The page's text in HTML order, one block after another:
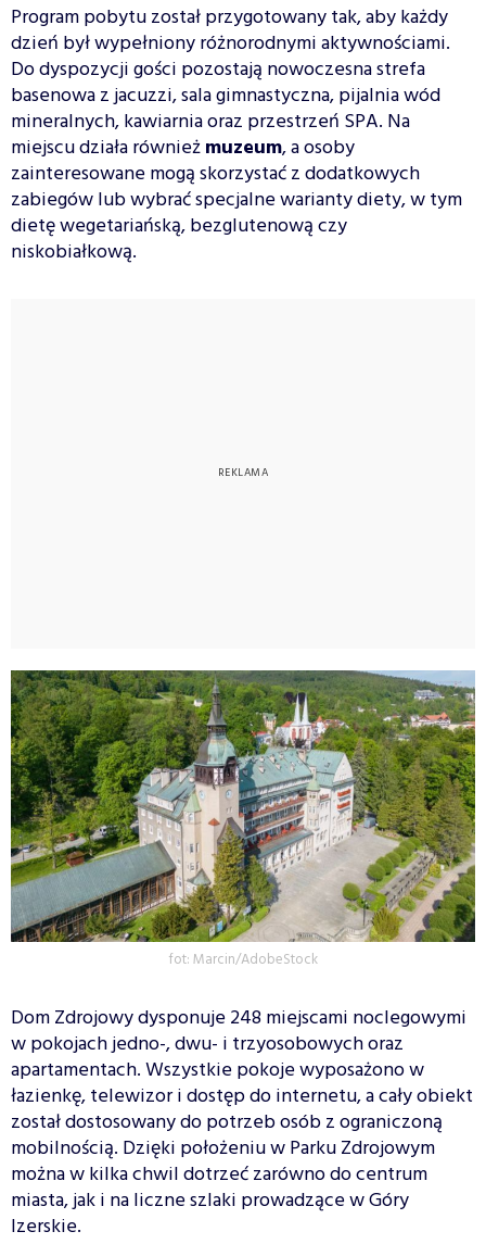
Program pobytu został przygotowany tak, aby każdy
dzień był wypełniony różnorodnymi aktywnościami.
Do dyspozycji gości pozostają nowoczesna strefa
basenowa z jacuzzi, sala gimnastyczna, pijalnia wód
mineralnych, kawiarnia oraz przestrzeń SPA. Na
miejscu działa równieżmuzeum, a osoby
zainteresowane mogą skorzystać z dodatkowych
zabiegów lub wybrać specjalne warianty diety, w tym
dietę wegetariańską, bezglutenową czy
niskobiałkową.
fot: Marcin/AdobeStock
Dom Zdrojowy dysponuje 248 miejscami noclegowymi
w pokojach jedno-, dwu- i trzyosobowych oraz
apartamentach. Wszystkie pokoje wyposażono w
łazienkę, telewizor i dostęp do internetu, a cały obiekt
został dostosowany do potrzeb osób z ograniczoną
mobilnością. Dzięki położeniu w Parku Zdrojowym
można w kilka chwil dotrzeć zarówno do centrum
miasta, jak i na liczne szlaki prowadzące w Góry
Izerskie.